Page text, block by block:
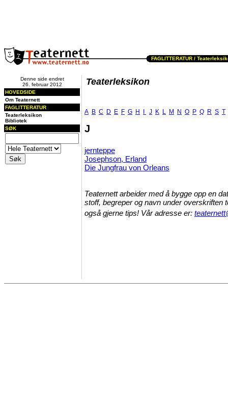
FAGLITTERATUR /
Denne side endret
26. februar 2012
HOVEDSIDE
Om Teaternett
FAGLITTERATUR
Teaterleksikon
Bibliotek
SØK
Teaterleksikon
A B C D E F G H I J K L M N O P Q R S T
J
jernteppe
Josephson, Erland
Die Jungfrau von Orleans
Teaternett arbeider med å bygge opp en
stoff, begreper og navn under overskriften
også gjerne tips! Vår adresse er: